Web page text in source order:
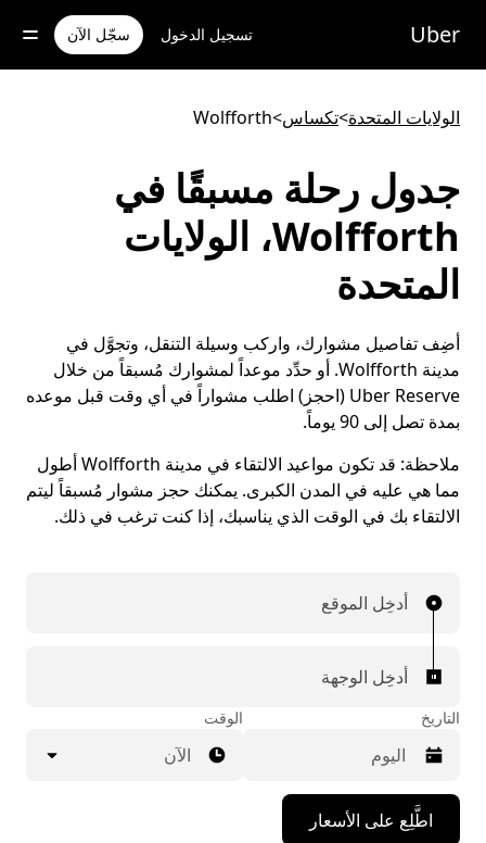
للوصول
المحتوى
Uber تسجيل الدخول سجّل الآن
الولايات المتحدة>تكساس>
Wolfforth
جدول رحلة مسبقًا في
Wolfforth، الولايات
المتحدة
أضِف تفاصيل مشوارك، واركب وسيلة التنقل، وتجوَّل في
مدينة Wolfforth. أو حدِّد موعداً لمشوارك مُسبقاً من خلال
Uber Reserve (احجز) اطلب مشواراً في أي وقت قبل موعده
بمدة تصل إلى 90 يوماً.
ملاحظة:
قد تكون مواعيد الالتقاء في مدينة Wolfforth أطول
مما هي عليه في المدن الكبرى. يمكنك حجز مشوار مُسبقاً ليتم
الالتقاء بك في الوقت الذي يناسبك، إذا كنت ترغب في ذلك.
أدخِل الموقع
أدخِل الوجهة
التاريخ
اضغط
على
الوقت
الآن
اطَّلِع على الأسعار